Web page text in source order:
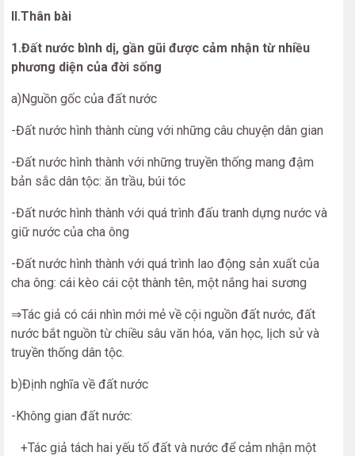
II.Thân bài
1.Đất nước bình dị, gần gũi được cảm nhận từ nhiều
phương diện của đời sống
a)Nguồn gốc của đất nước
-Đất nước hình thành cùng với những câu chuyện dân gian
-Đất nước hình thành với những truyền thống mang đậm
bản sắc dân tộc: ăn trầu, búi tóc
-Đất nước hình thành với quá trình đấu tranh dựng nước và
giữ nước của cha ông
-Đất nước hình thành với quá trình lao động sản xuất của
cha ông: cái kèo cái cột thành tên, một nắng hai sương
⇒Tác giả có cái nhìn mới mẻ về cội nguồn đất nước, đất
nước bắt nguồn từ chiều sâu văn hóa, văn học, lịch sử và
truyền thống dân tộc.
b)Định nghĩa về đất nước
-Không gian đất nước:
+Tác giả tách hai yếu tố đất và nước để cảm nhận một